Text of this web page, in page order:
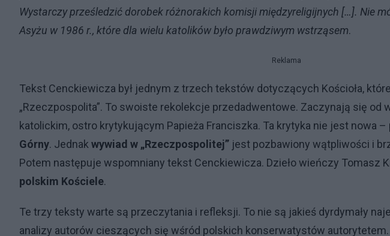
Wystarczy prześledzić dorobek różnorakich komisji międzyreligijnych […]. Nie
Asyżu w 1986 r., które dla wielu katolików było prawdziwym wstrząsem.
Reklama
Tekst Cenckiewicza był jednym z trzech tekstów dotyczących Kościoła,
„Rzeczpospolita”. To swoiste rekolekcje przedadwentowe. Zaczynają się od
katolickim, ostro krytykującym Papieża Franciszka. Ta krytyka nie jest nowa –
Górny. Jednak wywiad w „Rzeczpospolitej” jest pozbawiony wątpliwości i
Potem następuje wspomniany tekst Cenckiewicza. Dzieło wieńczy Tomasz
polskim Kościele.
Te trzy teksty warte są przeczytania i refleksji. To nie są jakieś dyrdymały
analizy autorów cieszących się wśród polskich konserwatystów autorytetem.